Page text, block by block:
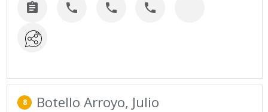
   
8 Botello Arroyo, Julio